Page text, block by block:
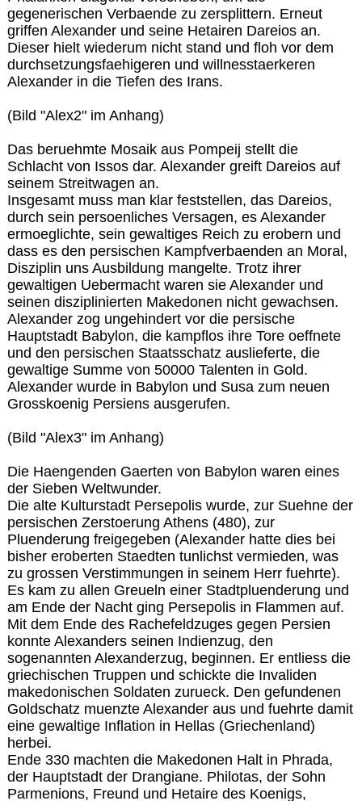
gegenerischen Verbaende zu zersplittern. Erneut
griffen Alexander und seine Hetairen Dareios an.
Dieser hielt wiederum nicht stand und floh vor dem
durchsetzungsfaehigeren und willnesstaerkeren
Alexander in die Tiefen des Irans.
(Bild "Alex2" im Anhang)
Das beruehmte Mosaik aus Pompeij stellt die
Schlacht von Issos dar. Alexander greift Dareios auf
seinem Streitwagen an.
Insgesamt muss man klar feststellen, das Dareios,
durch sein persoenliches Versagen, es Alexander
ermoeglichte, sein gewaltiges Reich zu erobern und
dass es den persischen Kampfverbaenden an Moral,
Disziplin uns Ausbildung mangelte. Trotz ihrer
gewaltigen Uebermacht waren sie Alexander und
seinen disziplinierten Makedonen nicht gewachsen.
Alexander zog ungehindert vor die persische
Hauptstadt Babylon, die kampflos ihre Tore oeffnete
und den persischen Staatsschatz auslieferte, die
gewaltige Summe von 50000 Talenten in Gold.
Alexander wurde in Babylon und Susa zum neuen
Grosskoenig Persiens ausgerufen.
(Bild "Alex3" im Anhang)
Die Haengenden Gaerten von Babylon waren eines
der Sieben Weltwunder.
Die alte Kulturstadt Persepolis wurde, zur Suehne der
persischen Zerstoerung Athens (480), zur
Pluenderung freigegeben (Alexander hatte dies bei
bisher eroberten Staedten tunlichst vermieden, was
zu grossen Verstimmungen in seinem Herr fuehrte).
Es kam zu allen Greueln einer Stadtpluenderung und
am Ende der Nacht ging Persepolis in Flammen auf.
Mit dem Ende des Rachefeldzuges gegen Persien
konnte Alexanders seinen Indienzug, den
sogenannten Alexanderzug, beginnen. Er entliess die
griechischen Truppen und schickte die Invaliden
makedonischen Soldaten zurueck. Den gefundenen
Goldschatz muenzte Alexander aus und fuehrte damit
eine gewaltige Inflation in Hellas (Griechenland)
herbei.
Ende 330 machten die Makedonen Halt in Phrada,
der Hauptstadt der Drangiane. Philotas, der Sohn
Parmenions, Freund und Hetaire des Koenigs,